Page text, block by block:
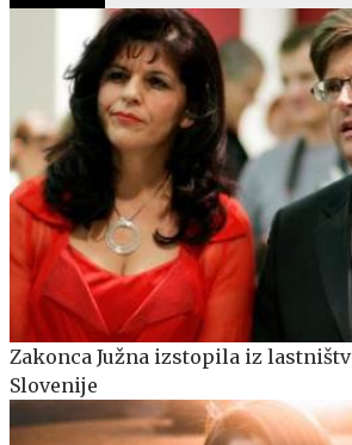
Zakonca Južna izstopila iz
Slovenije